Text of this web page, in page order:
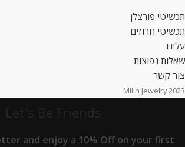
תכשיטי פורצלן
תכשיטי חרוזים
עלינו
שאלות נפוצות
צור קשר
2023 Milin Jewelry
and enjoy a 10% Off on your first